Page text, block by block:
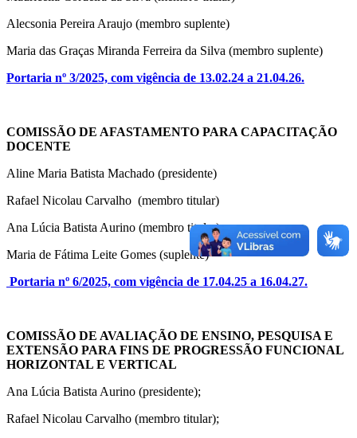
Alecsonia Pereira Araujo (membro suplente)
Maria das Graças Miranda Ferreira da Silva (membro suplente)
Portaria nº 3/2025, com vigência de 13.02.24 a 21.04.26.
COMISSÃO DE AFASTAMENTO PARA CAPACITAÇÃO
DOCENTE
Aline Maria Batista Machado (presidente)
Rafael Nicolau Carvalho (membro titular)
Ana Lúcia Batista Aurino (membro titular)
Maria de Fátima Leite Gomes (suplente)
Portaria nº 6/2025, com vigência de 17.04.25 a 16.04.27.
COMISSÃO DE AVALIAÇÃO DE ENSINO, PESQUISA E
EXTENSÃO PARA FINS DE PROGRESSÃO FUNCIONAL
HORIZONTAL E VERTICAL
Ana Lúcia Batista Aurino (presidente);
Rafael Nicolau Carvalho (membro titular);